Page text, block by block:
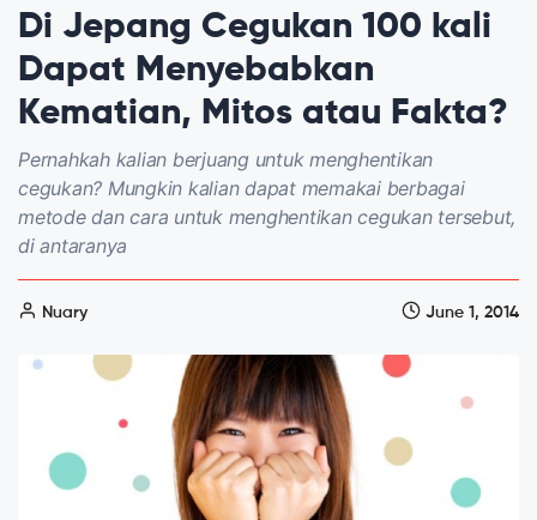
Di Jepang Cegukan 100 kali
Dapat Menyebabkan
Kematian, Mitos atau Fakta?
Pernahkah kalian berjuang untuk menghentikan
cegukan? Mungkin kalian dapat memakai berbagai
metode dan cara untuk menghentikan cegukan tersebut,
di antaranya
Nuary June 1, 2014